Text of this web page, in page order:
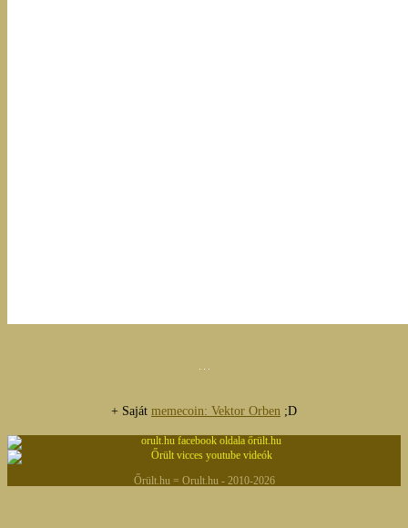
+ Saját memecoin: Vektor Orben ;D
Őrült.hu = Orult.hu - 2010-2026